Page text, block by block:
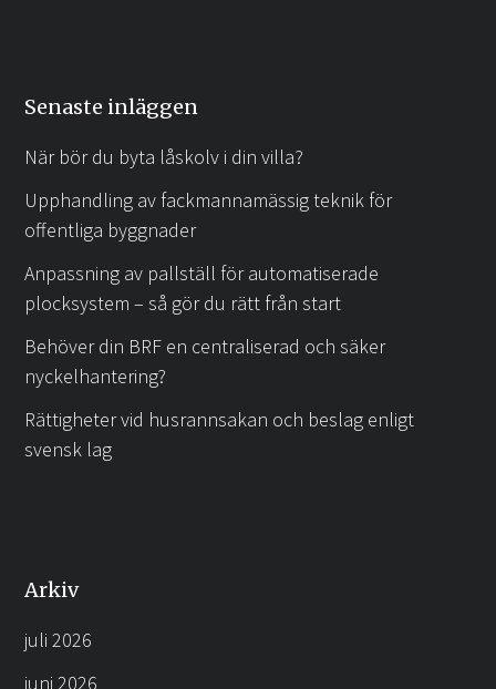
Senaste inläggen
När bör du byta låskolv i din villa?
Upphandling av fackmannamässig teknik för
offentliga byggnader
Anpassning av pallställ för automatiserade
plocksystem – så gör du rätt från start
Behöver din BRF en centraliserad och säker
nyckelhantering?
Rättigheter vid husrannsakan och beslag enligt
svensk lag
Arkiv
juli 2026
juni 2026